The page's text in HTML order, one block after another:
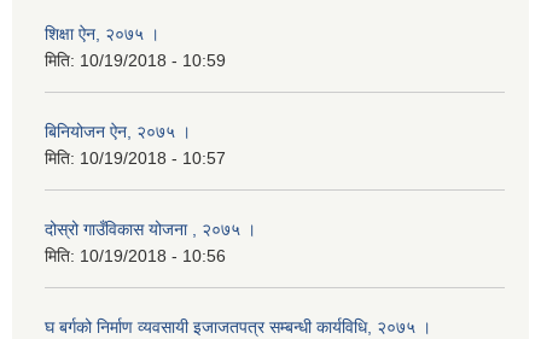
शिक्षा ऐन, २०७५ ।
मिति: 10/19/2018 - 10:59
बिनियोजन ऐन, २०७५ ।
मिति: 10/19/2018 - 10:57
दोस्रो गाउँविकास योजना , २०७५ ।
मिति: 10/19/2018 - 10:56
घ बर्गको निर्माण व्यवसायी इजाजतपत्र सम्बन्धी कार्यविधि, २०७५ ।